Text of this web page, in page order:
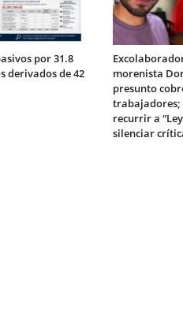
por 31.8
derivados de 42
morenista
presunto
trabajadores;
recurrir a
silenciar